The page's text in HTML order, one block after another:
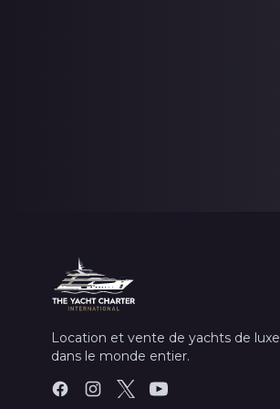
Location et vente de yachts de luxe
dans le monde entier.